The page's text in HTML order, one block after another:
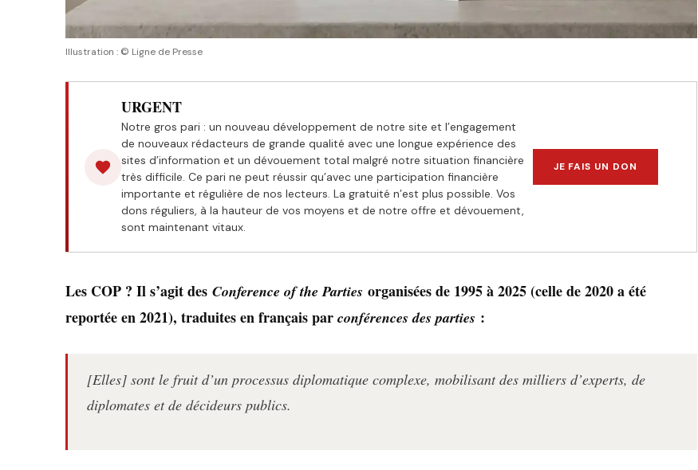
Illustration : © Ligne de Presse
URGENT
Notre gros pari : un nouveau développement de notre site et l’engagement
de nouveaux rédacteurs de grande qualité avec une longue expérience des
sites d’information et un dévouement total malgré notre situation financière
très difficile. Ce pari ne peut réussir qu’avec une participation financière
importante et régulière de nos lecteurs. La gratuité n’est plus possible. Vos
dons réguliers, à la hauteur de vos moyens et de notre offre et dévouement,
sont maintenant vitaux.
JE FAIS UN DON
Les COP ? Il s’agit des Conference of the Parties organisées de 1995 à 2025 (celle de 2020 a été
reportée en 2021), traduites en français par conférences des parties :
[Elles] sont le fruit d’un processus diplomatique complexe, mobilisant des milliers d’experts, de
diplomates et de décideurs publics.